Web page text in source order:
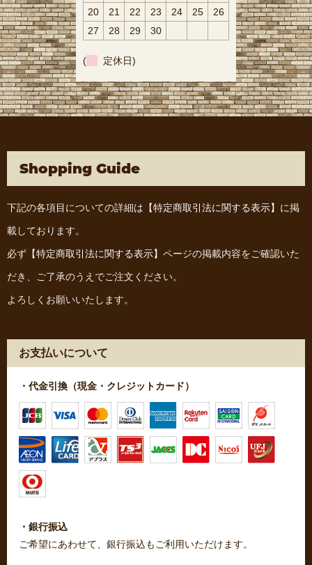
20 21 22 23 24 25
26
27
28 29 30
( 定休日)
Shopping Guide
下記の各項目についての詳細は 【特定商取引法に関する表示】 に掲
載しております。
必ず 【特定商取引法に関する表示】 ページの掲載内容をご確認いた
だき、ご了承のうえでご注文ください。
よろしくお願いいたします。
お支払いについて
・代金引換（現金・クレジットカード）
・銀行振込
ご希望にあわせて、銀行振込もご利用いただけます。